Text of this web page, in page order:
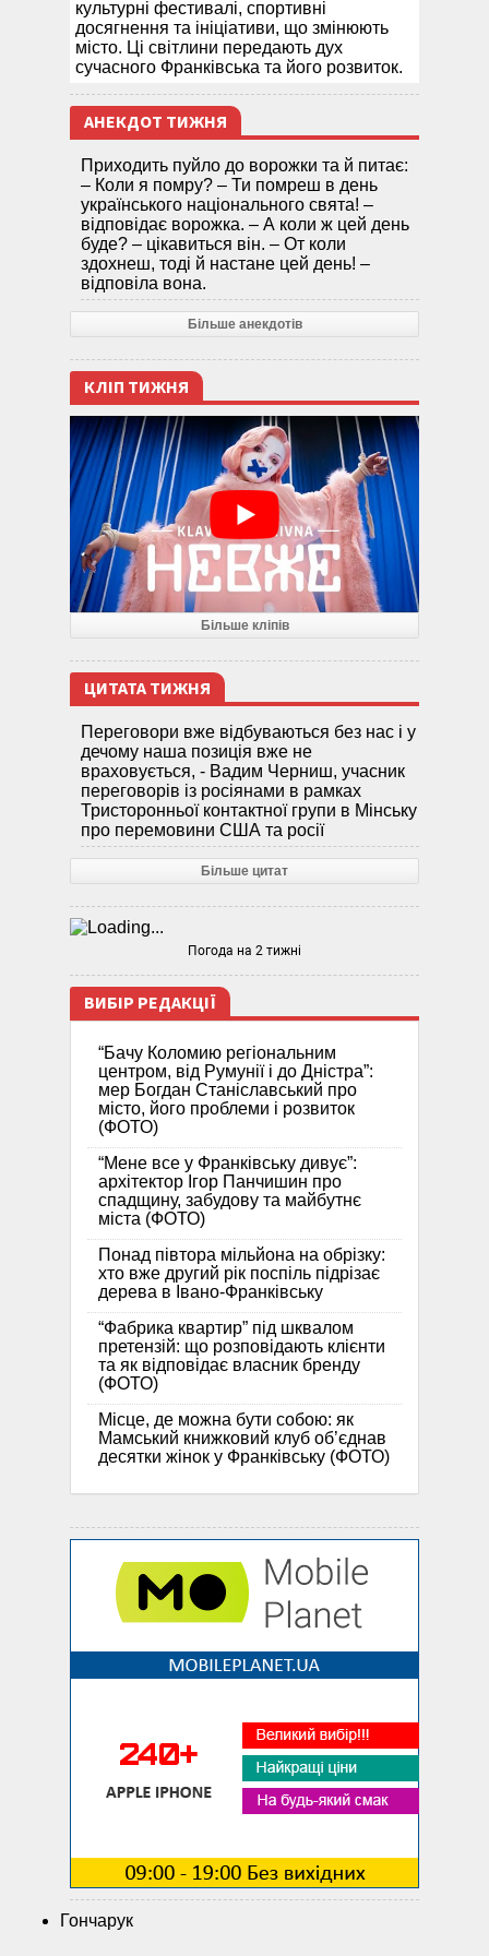
культурні фестивалі, спортивні
досягнення та ініціативи, що змінюють
місто. Ці світлини передають дух
сучасного Франківська та його розвиток.
АНЕКДОТ ТИЖНЯ
Приходить пуйло до ворожки та й питає:
– Коли я помру? – Ти помреш в день
українського національного свята! –
відповідає ворожка. – А коли ж цей день
буде? – цікавиться він. – От коли
здохнеш, тоді й настане цей день! –
відповіла вона.
Більше анекдотів
КЛІП ТИЖНЯ
Більше кліпів
ЦИТАТА ТИЖНЯ
Переговори вже відбуваються без нас і у
дечому наша позиція вже не
враховується, - Вадим Черниш, учасник
переговорів із росіянами в рамках
Тристоронньої контактної групи в Мінську
про перемовини США та росії
Більше цитат
Погода на 2 тижні
ВИБІР РЕДАКЦІЇ
“Бачу Коломию регіональним
центром, від Румунії і до Дністра”:
мер Богдан Станіславський про
місто, його проблеми і розвиток
(ФОТО)
“Мене все у Франківську дивує”:
архітектор Ігор Панчишин про
спадщину, забудову та майбутнє
міста (ФОТО)
Понад півтора мільйона на обрізку:
хто вже другий рік поспіль підрізає
дерева в Івано-Франківську
“Фабрика квартир” під шквалом
претензій: що розповідають клієнти
та як відповідає власник бренду
(ФОТО)
Місце, де можна бути собою: як
Мамський книжковий клуб об’єднав
десятки жінок у Франківську (ФОТО)
Гончарук